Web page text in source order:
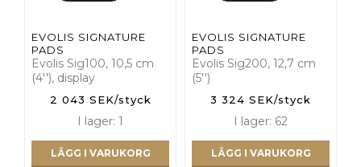
EVOLIS SIGNATURE
PADS
Evolis Sig100, 10,5 cm
(4''), display
2 043 SEK/styck
I lager: 1
LÄGG I VARUKORG
EVOLIS SIGNATURE
PADS
Evolis Sig200, 12,7 cm
(5'')
3 324 SEK/styck
I lager: 62
LÄGG I VARUKORG